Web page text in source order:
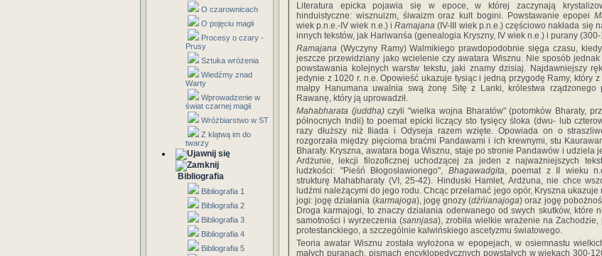
O czarownicach
O pojęciu magii
Procesy o czary -
Prusy
Sztuka wróżenia
Wiedźmy znad
Warty
Wprowadzenie w
świat czarnej magii
Wróżbiarstwo w ST
Z klątwą im do
twarzy
Bibliografia
Bibliografia 1
Bibliografia 2
Bibliografia 3
Bibliografia 4
Bibliografia 5
Literatura epicka pojawia się w epoce, w której zaczynają
hinduistyczne: wisznuizm, śiwaizm oraz kult bogini. Powstawanie epopei
wiek p.n.e.-IV wiek n.e.) iRamajana (IV-III wiek p.n.e.) częściowo nakłada się
innych tekstów, jak Hariwanśa (genealogia Kryszny, IV wiek n.e.) i purany
Ramajana (Wyczyny Ramy) Walmikiego prawdopodobnie sięga czasu,
jeszcze przewidziany jako wcielenie czy awatara Wisznu. Nie sposób
powstawania kolejnych warstw tekstu, jaki znamy dzisiaj. Najdawniejszy
jedynie z 1020 r. n.e. Opowieść ukazuje tysiąc i jedną przygodę Ramy, który
małpy Hanumana uwalnia swą żonę Sitę z Lanki, królestwa rządzonego
Rawanę, który ją uprowadził.
Mahabharata (juddha)czyli "wielka wojna Bharatów" (potomków Bharaty,
północnych Indii) to poemat epicki liczący sto tysięcy śloka (dwu- lub
razy dłuższy niż Iliada i Odyseja razem wzięte. Opowiada on o
rozgorzała między pięcioma braćmi Pandawami i ich krewnymi, stu
Bharaty. Kryszna, awatara boga Wisznu, staje po stronie Pandawów i udziela
Ardżunie, lekcji filozoficznej uchodzącej za jeden z najważniejszych
ludzkości: "Pieśń Błogosławionego", Bhagawadgita, poemat z II wieku
strukturę Mahabharaty (VI, 25-42). Hinduski Hamlet, Ardżuna, nie chce
ludźmi należącymi do jego rodu. Chcąc przełamać jego opór, Kryszna ukazuje
jogi: jogę działania (karmajoga), jogę gnozy (dźńianajoga) oraz jogę
Droga karmajogi, to znaczy działania oderwanego od swych skutków, które
samotności i wyrzeczenia (sannjasa), zrobiła wielkie wrażenie na Zachodzie,
protestanckiego, a szczególnie kalwińskiego ascetyzmu światowego.
Teoria awatar Wisznu została wyłożona w epopejach, w osiemnastu
małych puranach, pismach encyklopedycznych powstałych w wiekach 300-